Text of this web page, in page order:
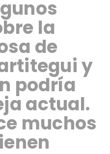
la
de
y
podría
actual.
muchos